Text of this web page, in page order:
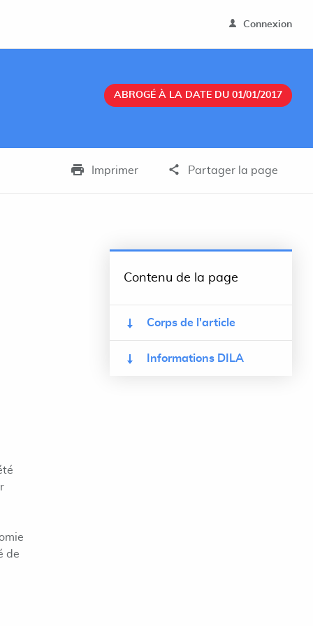
Connexion
ABROGÉ À LA DATE DU 01/01/2017
Imprimer Partager la page
de
Contenu de la page
Corps de l'article
Informations DILA